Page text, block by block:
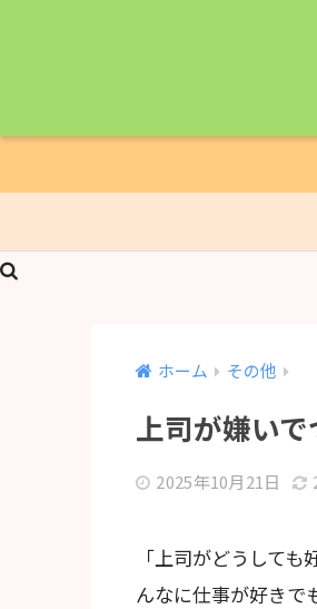
ホーム その他
上司が嫌い
2025年10月21日
「上司がどうして
んなに仕事が好きでも